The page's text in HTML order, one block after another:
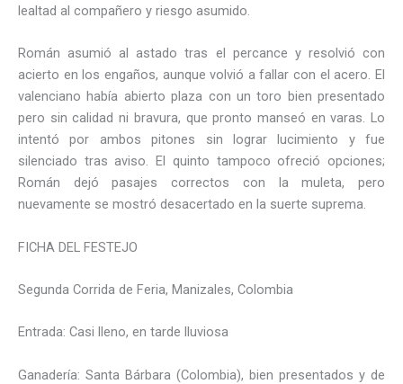
lealtad al compañero y riesgo asumido.
Román asumió al astado tras el percance y resolvió con
acierto en los engaños, aunque volvió a fallar con el acero. El
valenciano había abierto plaza con un toro bien presentado
pero sin calidad ni bravura, que pronto manseó en varas. Lo
intentó por ambos pitones sin lograr lucimiento y fue
silenciado tras aviso. El quinto tampoco ofreció opciones;
Román dejó pasajes correctos con la muleta, pero
nuevamente se mostró desacertado en la suerte suprema.
FICHA DEL FESTEJO
Segunda Corrida de Feria, Manizales, Colombia
Entrada: Casi lleno, en tarde lluviosa
Ganadería: Santa Bárbara (Colombia), bien presentados y de